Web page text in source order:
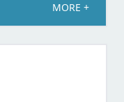
MORE +